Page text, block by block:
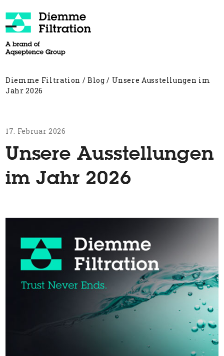
to
content
mobile
mobile
Diemme Filtration /Blog / Unsere Ausstellungen im
Jahr 2026
17. Februar 2026
Unsere Ausstellungen
im Jahr 2026